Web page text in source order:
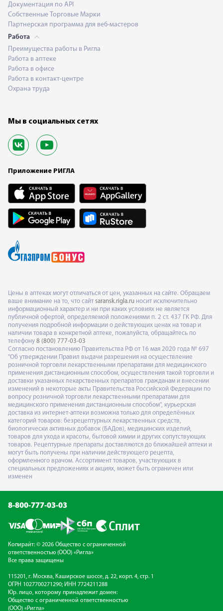
Документация по API
Собственные Торговые Марки
Партнерская программа для веб-мастеров
Работа
Преимущества работы в Ригла
Работа в аптеке
Работа в офисе
Работа в контакт-центре
Охрана труда
Мы в социальных сетях
Приложение РИГЛА
Цены в аптеках могут отличаться от цен, указанных на сайте. Обращаем
ваше внимание на то, что сайт saransk.rigla.ru носит исключительно
информационный характер и ни при каких условиях не является
публичной офертой, определяемой положениями п. 2 ст. 437 ГК РФ. Для
получения подробной информации о действующих ценах на товар и
наличии товара в конкретной аптеке, пожалуйста, обращайтесь по
телефону 8 (800) 777-03-03
Согласно постановлению Правительства РФ от 16 мая 2020 года № 697
"Об утверждении Правил выдачи разрешения на осуществление
розничной торговли лекарственными препаратами для медицинского
применения дистанционным способом, осуществления такой торговли и
доставки указанных лекарственных препаратов гражданам и внесении
изменений в некоторые акты Правительства Российской Федерации по
вопросу розничной торговли лекарственными препаратами для
медицинского применения дистанционным способом", курьерская
доставка из интернет-аптеки возможна только для определённых
категорий товаров: безрецептурных лекарственных средств,
биологически активных добавок (БАДов), медицинских изделий,
товаров для ухода и красоты, бытовой химии и других сопутствующих
товаров. Рецептурные препараты доставляются до ближайшей аптеки и
могут быть получены при наличии действующего рецепта,
оформленного врачом. Ассортимент товаров, участвующих в
специальных предложениях и акциях, может быть ограничен или
изменен
8-800-777-03-03
Копирайт: © 2026 Общество с ограниченной
ответственностью (ООО) «Ригла»
Все права защищены
115201, г. Москва, Каширское шоссе, д. 22, корп. 4, стр. 1
ОГРН 1027700271290; ИНН 7724211288
Юр. лицо, которому принадлежит домен:
Общество с ограниченной ответственностью
(ООО) «Ригла»